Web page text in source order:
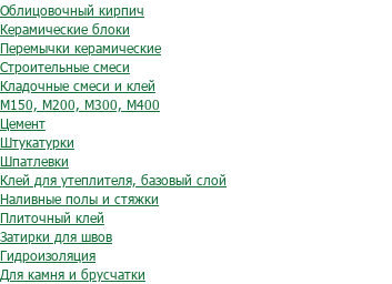
Облицовочный кирпич
Керамические блоки
Перемычки керамические
Строительные смеси
Кладочные смеси и клей
М150, М200, М300, М400
Цемент
Штукатурки
Шпатлевки
Клей для утеплителя, базовый слой
Наливные полы и стяжки
Плиточный клей
Затирки для швов
Гидроизоляция
Для камня и брусчатки